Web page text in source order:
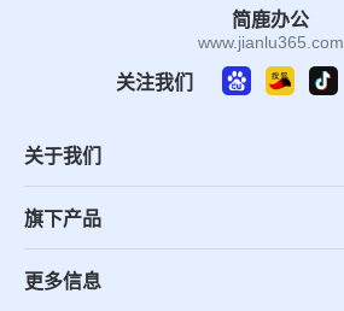
简鹿办公
www.jianlu365.com
关注我们
关于我们
旗下产品
更多信息